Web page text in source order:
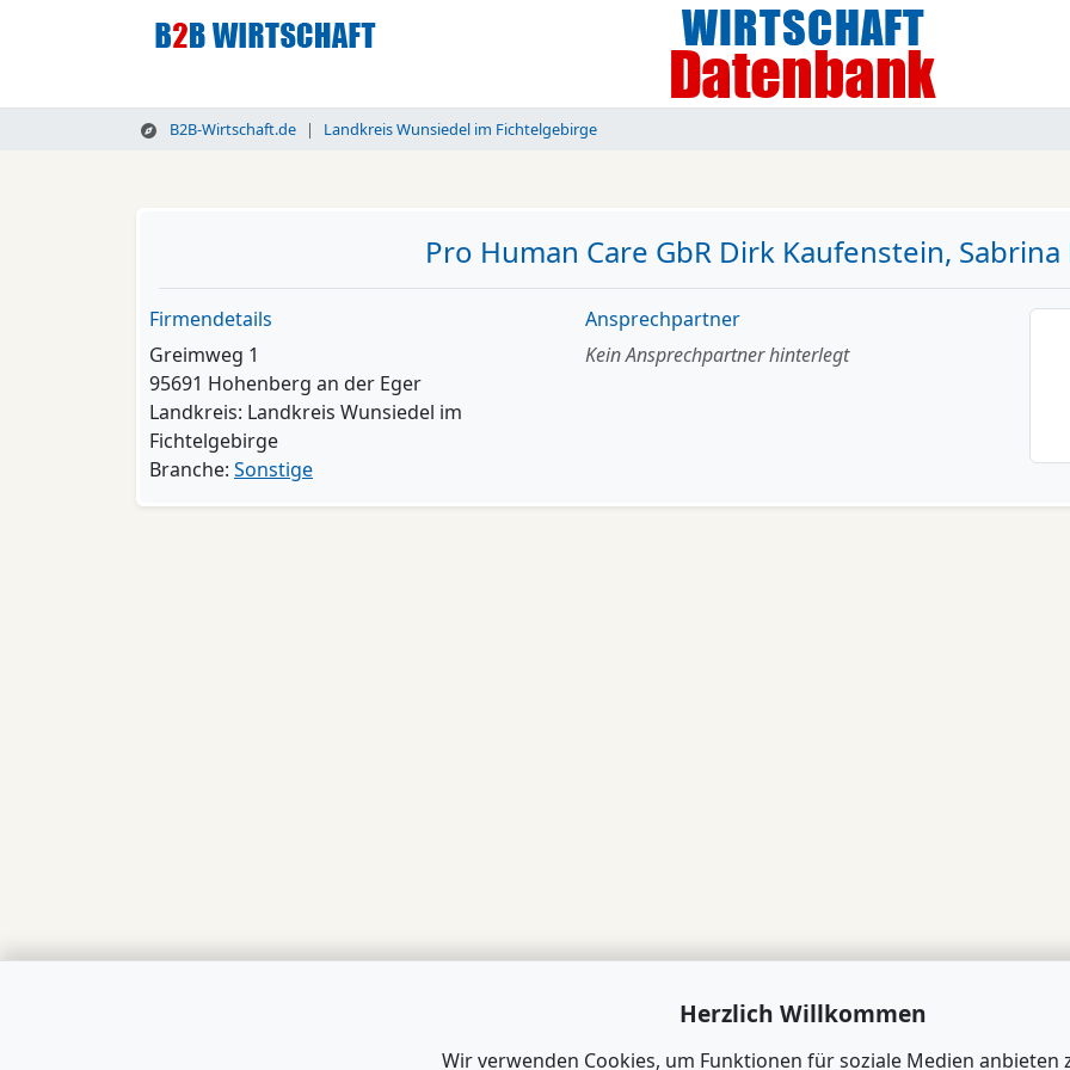
B2B-Wirtschaft.de Landkreis Wunsiedel im Fichtelgebirge
Pro Human Care GbR Dirk Kaufenstein,
Firmendetails
Greimweg 1
95691 Hohenberg an der Eger
Landkreis: Landkreis Wunsiedel im
Fichtelgebirge
Branche: Sonstige
Ansprechpartner
Kein Ansprechpartner hinterlegt
Herzlich Willkommen
Wir verwenden Cookies, um Funktionen für soziale Medien anbieten